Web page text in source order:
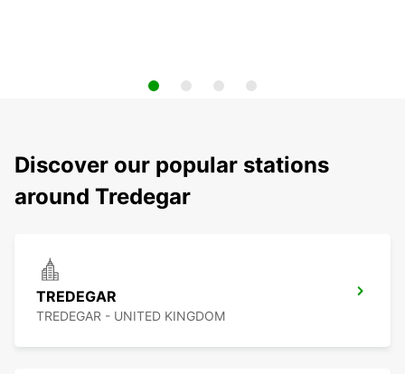
Discover our popular stations
around Tredegar
TREDEGAR
TREDEGAR - UNITED KINGDOM